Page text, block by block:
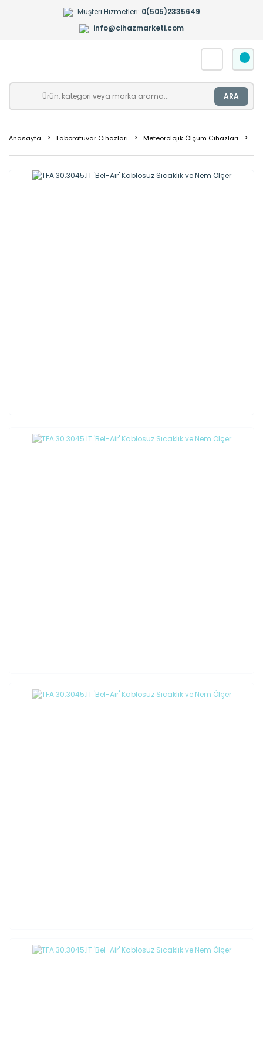
Müşteri Hizmetleri: 0(505)2335649
info@cihazmarketi.com
ARA
Anasayfa Laboratuvar Cihazları Meteorolojik Ölçüm Cihazları